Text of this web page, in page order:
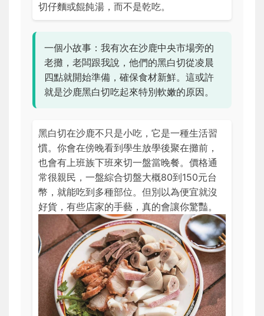
切仔麵或餛飩湯，而不是乾吃。
一個小故事：我有次在沙鹿中央市場旁的
老攤，老闆跟我說，他們的黑白切從凌晨
四點就開始準備，確保食材新鮮。這或許
就是沙鹿黑白切吃起來特別軟嫩的原因。
黑白切在沙鹿不只是小吃，它是一種生活習
慣。你會在傍晚看到學生放學後聚在攤前，
也會有上班族下班來切一盤當晚餐。價格通
常很親民，一盤綜合切盤大概80到150元台
幣，就能吃到多種部位。但別以為便宜就沒
好貨，有些店家的手藝，真的會讓你驚豔。